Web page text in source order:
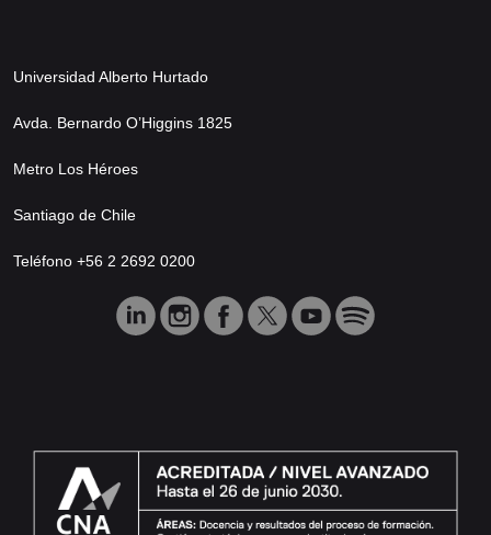
Universidad Alberto Hurtado
Avda. Bernardo O’Higgins 1825
Metro Los Héroes
Santiago de Chile
Teléfono +56 2 2692 0200